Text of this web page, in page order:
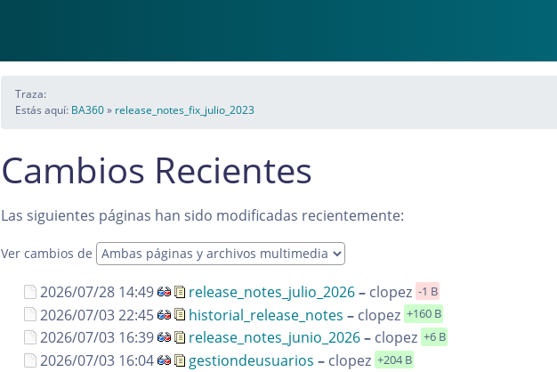
Traza:
Estás aquí: BA360» release_notes_fix_julio_2023
Cambios Recientes
Las siguientes páginas han sido modificadas recientemente:
Ver cambios de
2026/07/28 14:49 release_notes_julio_2026– clopez -1 B
2026/07/03 22:45 historial_release_notes – clopez +160 B
2026/07/03 16:39 release_notes_junio_2026– clopez +6 B
2026/07/03 16:04 gestiondeusuarios – clopez +204 B